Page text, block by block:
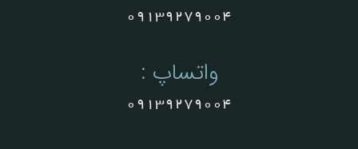
09139279004
واتساپ :
09139279004